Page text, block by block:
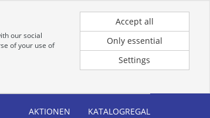
Anmeldung für Kunden
AKTIONEN KATALOGREGAL
our social
of your use of
Accept all
Only essential
Settings